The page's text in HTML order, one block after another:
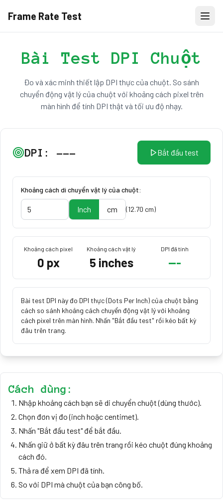
Frame Rate Test
Bài Test DPI Chuột
Đo và xác minh thiết lập DPI thực của chuột. So sánh
chuyển động vật lý của chuột với khoảng cách pixel trên
màn hình để tính DPI thật và tối ưu độ nhạy.
DPI: --- Bắt đầu test
Khoảng cách di chuyển vật lý của chuột:
Inch cm (12.70 cm)
Khoảng cách pixel
0 px
Khoảng cách vật lý
5 inches
DPI đã tính
---
Bài test DPI này đo DPI thực (Dots Per Inch) của chuột bằng
cách so sánh khoảng cách chuyển động vật lý với khoảng
cách pixel trên màn hình. Nhấn "Bắt đầu test" rồi kéo bất kỳ
đâu trên trang.
Cách dùng:
Nhập khoảng cách bạn sẽ di chuyển chuột (dùng thước).
Chọn đơn vị đo (inch hoặc centimet).
Nhấn "Bắt đầu test" để bắt đầu.
Nhấn giữ ở bất kỳ đâu trên trang rồi kéo chuột đúng khoảng
cách đó.
Thả ra để xem DPI đã tính.
So với DPI mà chuột của bạn công bố.